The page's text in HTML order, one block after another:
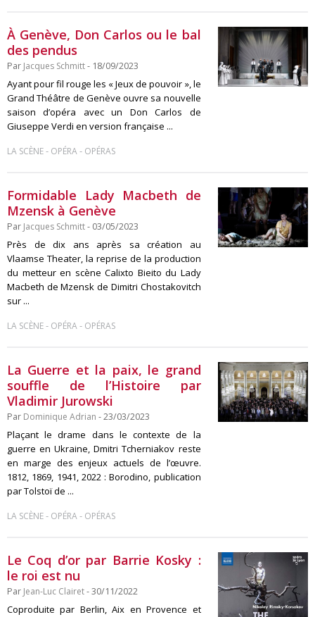
À Genève, Don Carlos ou le bal
des pendus
Par Jacques Schmitt- 18/09/2023
Ayant pour fil rouge les « Jeux de pouvoir », le
Grand Théâtre de Genève ouvre sa nouvelle
saison d’opéra avec un Don Carlos de
Giuseppe Verdi en version française ...
LA SCÈNE- OPÉRA- OPÉRAS
Formidable Lady Macbeth de
Mzensk à Genève
Par Jacques Schmitt- 03/05/2023
Près de dix ans après sa création au
Vlaamse Theater, la reprise de la production
du metteur en scène Calixto Bieito du Lady
Macbeth de Mzensk de Dimitri Chostakovitch
sur ...
LA SCÈNE- OPÉRA- OPÉRAS
La Guerre et la paix, le grand
souffle de l’Histoire par
Vladimir Jurowski
Par Dominique Adrian - 23/03/2023
Plaçant le drame dans le contexte de la
guerre en Ukraine, Dmitri Tcherniakov reste
en marge des enjeux actuels de l’œuvre.
1812, 1869, 1941, 2022 : Borodino, publication
par Tolstoï de ...
LA SCÈNE- OPÉRA- OPÉRAS
Le Coq d’or par Barrie Kosky :
le roi est nu
Par Jean-Luc Clairet- 30/11/2022
Coproduite par Berlin, Aix en Provence et